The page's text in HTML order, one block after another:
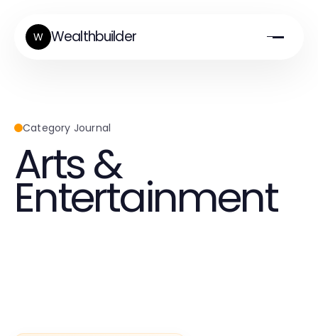
W Wealthbuilder
Category Journal
Arts &
Entertainment